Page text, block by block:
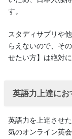
す。
スタディサプリや
らえないので、そ
せたい方】は絶対
英語力上達に
英語力を上達させ
気のオンライン英